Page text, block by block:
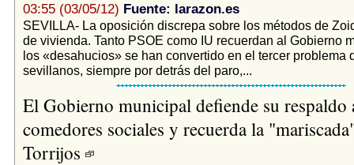
03:55 (03/05/12) Fuente: larazon.es
SEVILLA- La oposición discrepa sobre los métodos de
de vivienda. Tanto PSOE como IU recuerdan al Gobierno
los «desahucios» se han convertido en el tercer problema
sevillanos, siempre por detrás del paro,...
El Gobierno municipal defiende su respaldo
comedores sociales y recuerda la
Torrijos